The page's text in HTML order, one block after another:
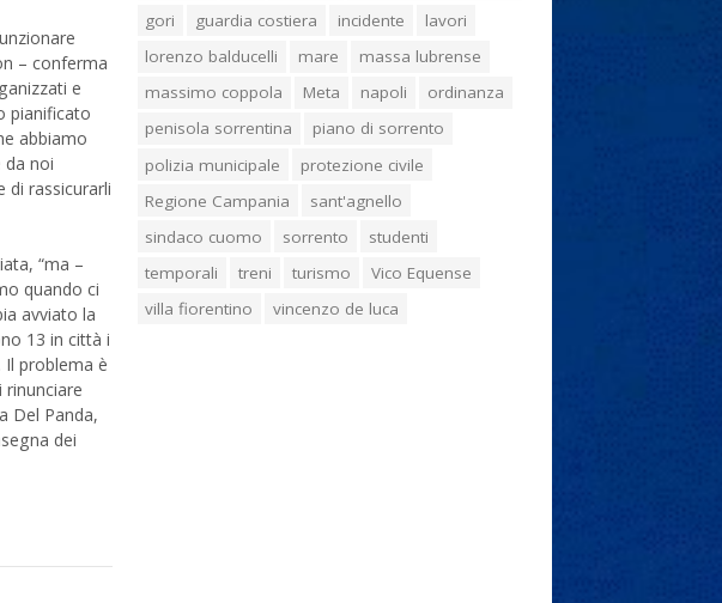
– conferma
e
pianificato
abbiamo
da noi
di rassicurarli
“ma –
quando ci
avviato la
13 in città i
problema è
Del Panda,
dei
gori
guardia costiera incidente
lavori
lorenzo balducelli
mare
massa lubrense
massimo coppola
Meta napoli
ordinanza
penisola sorrentina
piano di sorrento
polizia municipale
protezione civile
Regione Campania
sant'agnello
sindaco cuomo
sorrento
studenti
temporali
treni turismo
Vico Equense
villa fiorentino
vincenzo de luca